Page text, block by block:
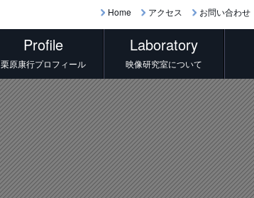
Home アクセス お問い合わせ
Profile
栗原康行プロフィール
Laboratory
映像研究室について